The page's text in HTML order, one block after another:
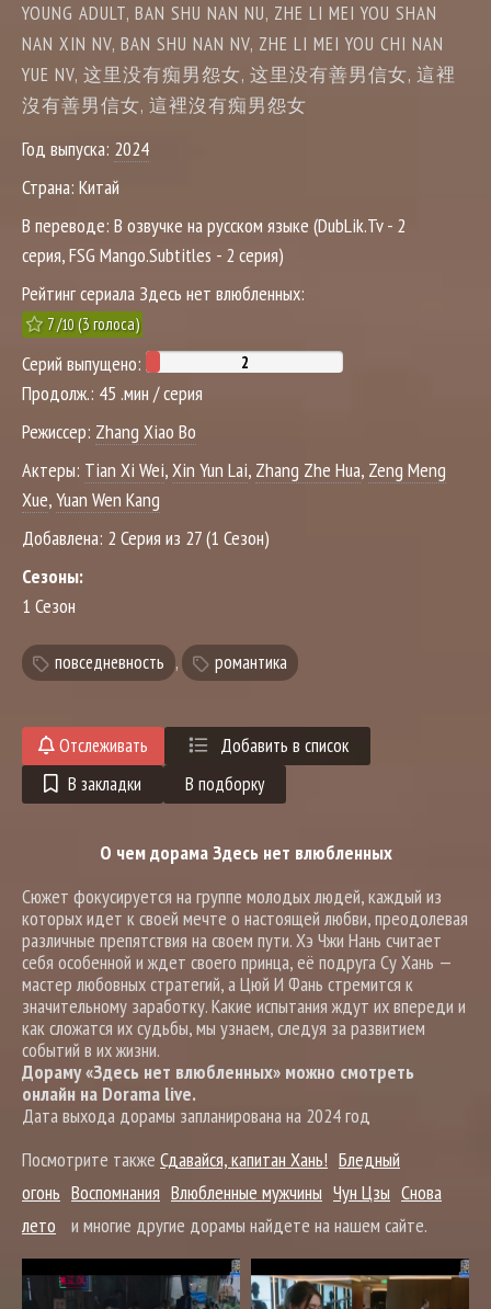
YOUNG ADULT, BAN SHU NAN NU, ZHE LI MEI YOU SHAN
NAN XIN NV, BAN SHU NAN NV, ZHE LI MEI YOU CHI NAN
YUE NV, 这里没有痴男怨女, 这里没有善男信女, 這裡
沒有善男信女, 這裡沒有痴男怨女
Год выпуска: 2024
Страна: Китай
В переводе: В озвучке на русском языке (DubLik.Tv - 2
серия, FSG Mango.Subtitles - 2 серия)
Рейтинг сериала Здесь нет влюбленных:
7/10(3голоса)
Серий выпущено:
Продолж.: 45 .мин / серия
Режиссер: Zhang Xiao Bo
Актеры: Tian Xi Wei,Xin Yun Lai, Zhang Zhe Hua, Zeng Meng
Xue,Yuan Wen Kang
Добавлена: 2 Серия из 27 (1 Сезон)
Сезоны:
1 Сезон
повседневность , романтика
Отслеживать
Добавить в список
В закладки
В подборку
О чем дорама Здесь нет влюбленных
Сюжет фокусируется на группе молодых людей, каждый из
которых идет к своей мечте о настоящей любви, преодолевая
различные препятствия на своем пути. Хэ Чжи Нань считает
себя особенной и ждет своего принца, её подруга Су Хань —
мастер любовных стратегий, а Цюй И Фань стремится к
значительному заработку. Какие испытания ждут их впереди и
как сложатся их судьбы, мы узнаем, следуя за развитием
событий в их жизни.
Дораму «Здесь нет влюбленных» можно смотреть
онлайн на Dorama live.
Дата выхода дорамы запланирована на 2024 год
Посмотрите также Сдавайся, капитан Хань! Бледный
огонь Воспомнания Влюбленные мужчины Чун Цзы Снова
лето
и многие другие дорамы найдете на нашем сайте.